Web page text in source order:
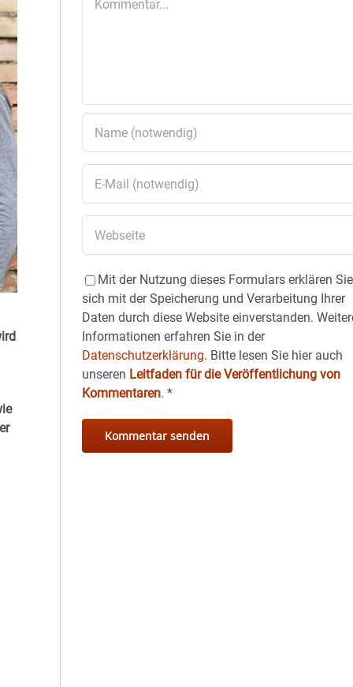
Mit der Nutzung dieses Formulars erklären Sie
sich mit der Speicherung und Verarbeitung Ihrer
Daten durch diese Website einverstanden.
Informationen erfahren Sie in der
Datenschutzerklärung. Bitte lesen Sie hier auch
unseren Leitfaden für die Veröffentlichung von
Kommentaren.*